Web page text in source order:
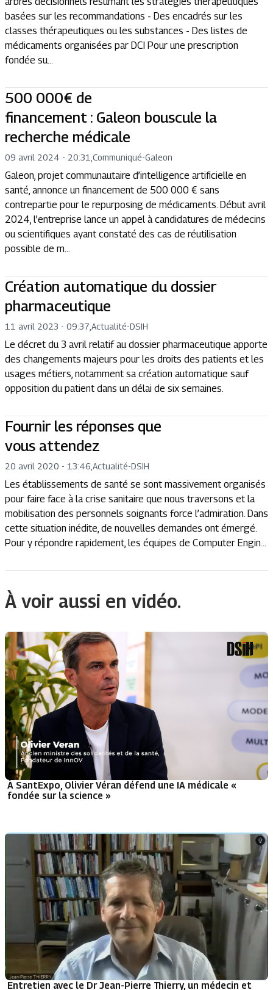
basées sur les recommandations - Des encadrés sur les
classes thérapeutiques ou les substances - Des listes de
médicaments organisées par DCI Pour une prescription
fondée su...
500 000€ de
financement : Galeon bouscule la
recherche médicale
09 avril 2024 - 20:31 Communiqué-Galeon
Galeon, projet communautaire d’intelligence artificielle en
santé, annonce un financement de 500 000 € sans
contrepartie pour le repurposing de médicaments. Début avril
2024, l’entreprise lance un appel à candidatures de médecins
ou scientifiques ayant constaté des cas de réutilisation
possible de m...
Création automatique du dossier
pharmaceutique
11 avril 2023 - 09:37 Actualité-DSIH
Le décret du 3 avril relatif au dossier pharmaceutique apporte
des changements majeurs pour les droits des patients et les
usages métiers, notamment sa création automatique sauf
opposition du patient dans un délai de six semaines.
Fournir les réponses que
vous attendez
20 avril 2020 - 13:46 Actualité-DSIH
Les établissements de santé se sont massivement organisés
pour faire face à la crise sanitaire que nous traversons et la
mobilisation des personnels soignants force l’admiration. Dans
cette situation inédite, de nouvelles demandes ont émergé.
Pour y répondre rapidement, les équipes de Computer Engin...
À voir aussi en vidéo.
À SantExpo, Olivier Véran défend une IA médicale «
fondée sur la science »
Entretien avec le Dr Jean-Pierre Thierry, un médecin et